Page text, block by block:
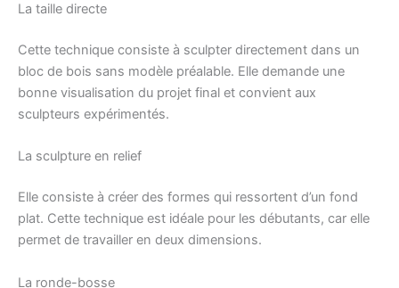
La taille directe
Cette technique consiste à sculpter directement dans un
bloc de bois sans modèle préalable. Elle demande une
bonne visualisation du projet final et convient aux
sculpteurs expérimentés.
La sculpture en relief
Elle consiste à créer des formes qui ressortent d’un fond
plat. Cette technique est idéale pour les débutants, car elle
permet de travailler en deux dimensions.
La ronde-bosse